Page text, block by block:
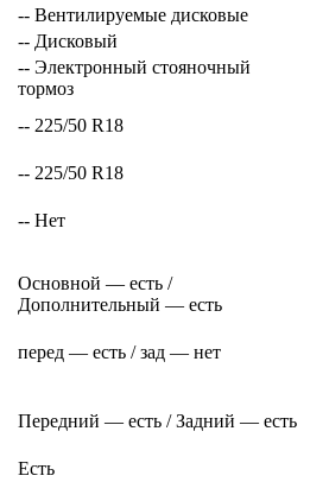
-- Вентилируемые дисковые
-- Дисковый
-- Электронный стояночный
тормоз
-- 225/50 R18
-- 225/50 R18
-- Нет
Основной — есть /
Дополнительный — есть
перед — есть / зад — нет
Передний — есть / Задний — есть
Есть